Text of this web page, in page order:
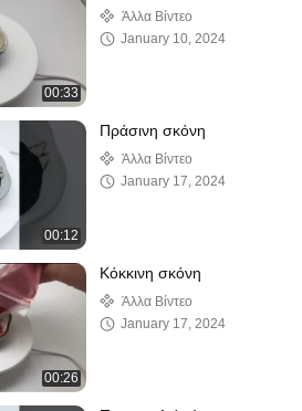
00:33
Άλλα Βίντεο
January 10, 2024
00:12
Πράσινη σκόνη
Άλλα Βίντεο
January 17, 2024
00:26
Κόκκινη σκόνη
Άλλα Βίντεο
January 17, 2024